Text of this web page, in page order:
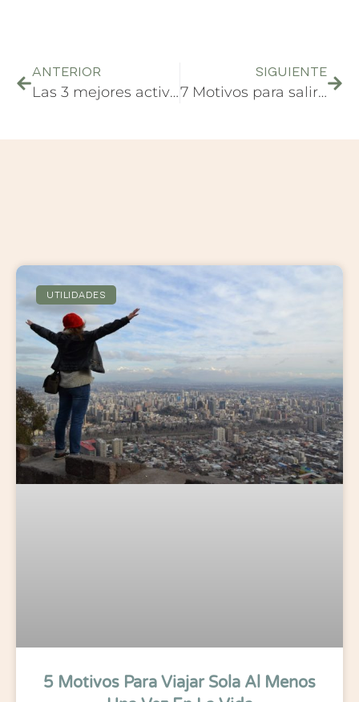
ANTERIOR
Las 3 mejores actividades en Rovaniemi para el invierno
SIGUIENTE
7 Motivos para salir de viaje sin billete de vuelta
UTILIDADES
5 Motivos Para Viajar Sola Al Menos